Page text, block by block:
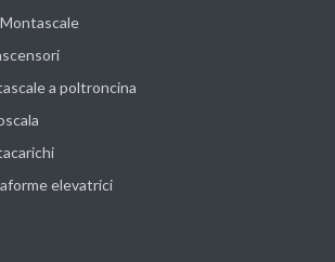
a poltroncina
elevatrici